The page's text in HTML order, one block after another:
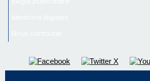
nos meilleurs articles